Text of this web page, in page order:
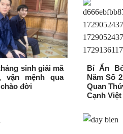
sinh giải mã
vận mệnh qua
đời
Bí Ẩn
Năm Số
Quan
Cạnh Việt